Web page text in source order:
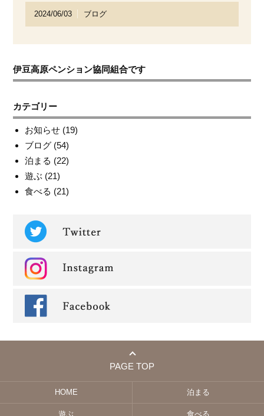
2024/06/03 ブログ
伊豆高原ペンション協同組合です
カテゴリー
お知らせ (19)
ブログ (54)
泊まる (22)
遊ぶ (21)
食べる (21)
PAGE TOP
HOME 泊まる
遊ぶ 食べる